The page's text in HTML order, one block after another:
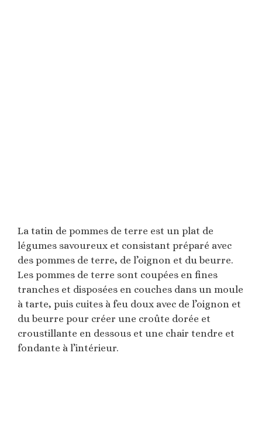
La tatin de pommes de terre est un plat de
légumes savoureux et consistant préparé avec
des pommes de terre, de l’oignon et du beurre.
Les pommes de terre sont coupées en fines
tranches et disposées en couches dans un moule
à tarte, puis cuites à feu doux avec de l’oignon et
du beurre pour créer une croûte dorée et
croustillante en dessous et une chair tendre et
fondante à l’intérieur.